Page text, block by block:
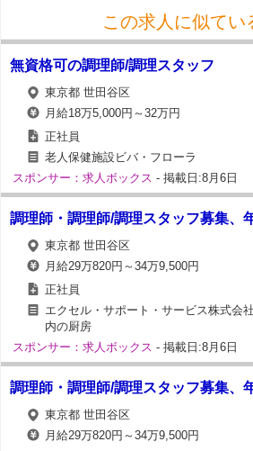
この求人に似てい
無資格可の調理師/調理スタッフ
東京都 世田谷区
月給18万5,000円～32万円
正社員
老人保健施設ビバ・フローラ
スポンサー：求人ボックス - 掲載日:8月6日
調理師・調理師/調理スタッフ募集、
東京都 世田谷区
月給29万820円～34万9,500円
正社員
エクセル・サポート・サービス株式会
内の厨房
スポンサー：求人ボックス - 掲載日:8月6日
調理師・調理師/調理スタッフ募集、
東京都 世田谷区
月給29万820円～34万9,500円